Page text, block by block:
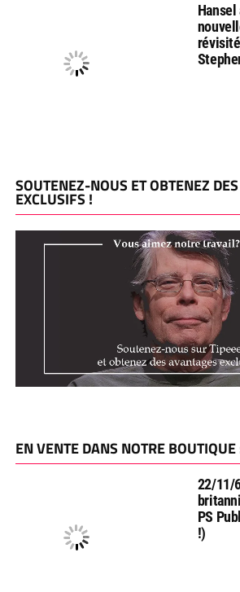
SOUTENEZ-NOUS ET OBTENEZ
EXCLUSIFS !
EN VENTE DANS NOTRE BOUTIQUE
22/11/
PS
!)